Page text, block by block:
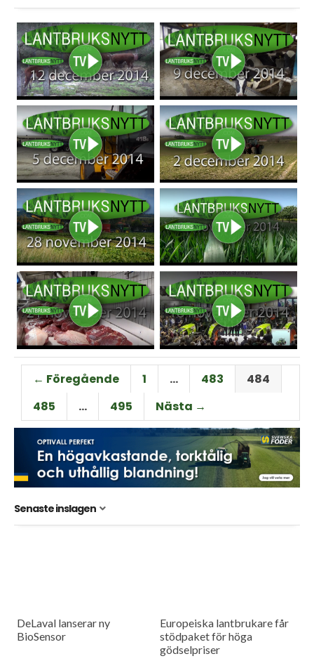
← Föregående 1 … 483
484
485
… 495 Nästa →
Senaste inslagen
DeLaval lanserar ny
BioSensor
Europeiska lantbrukare får
stödpaket för höga
gödselpriser